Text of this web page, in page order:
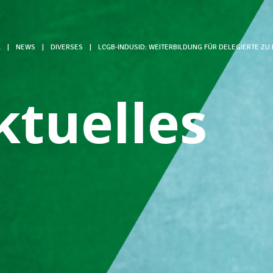
NEWS DIVERSES LCGB-INDUSID: WEITERBILDUNG FÜR DELEGIERTE